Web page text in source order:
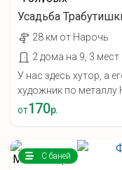
Усадьба
28 км от Нарочь
2 дома на 9, 3 мест
У нас здесь хутор, а
художник по металлу
от170р.
С баней